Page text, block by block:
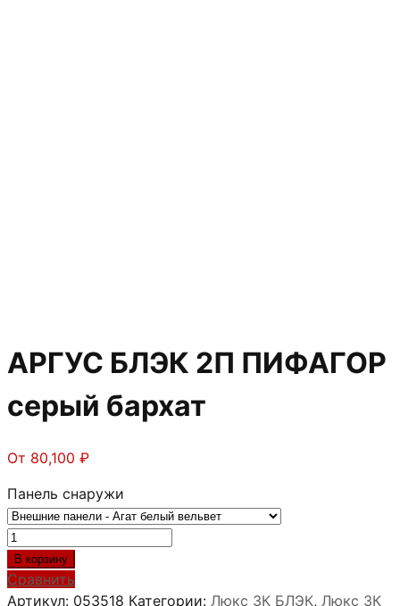
АРГУС БЛЭК 2П ПИФАГОР
серый бархат
От 80,100 ₽
Панель снаружи
Количество
товара
АРГУС
БЛЭК
В корзину
Сравнить
Артикул: 053518 Категории: Люкс 3К БЛЭК, Люкс 3К